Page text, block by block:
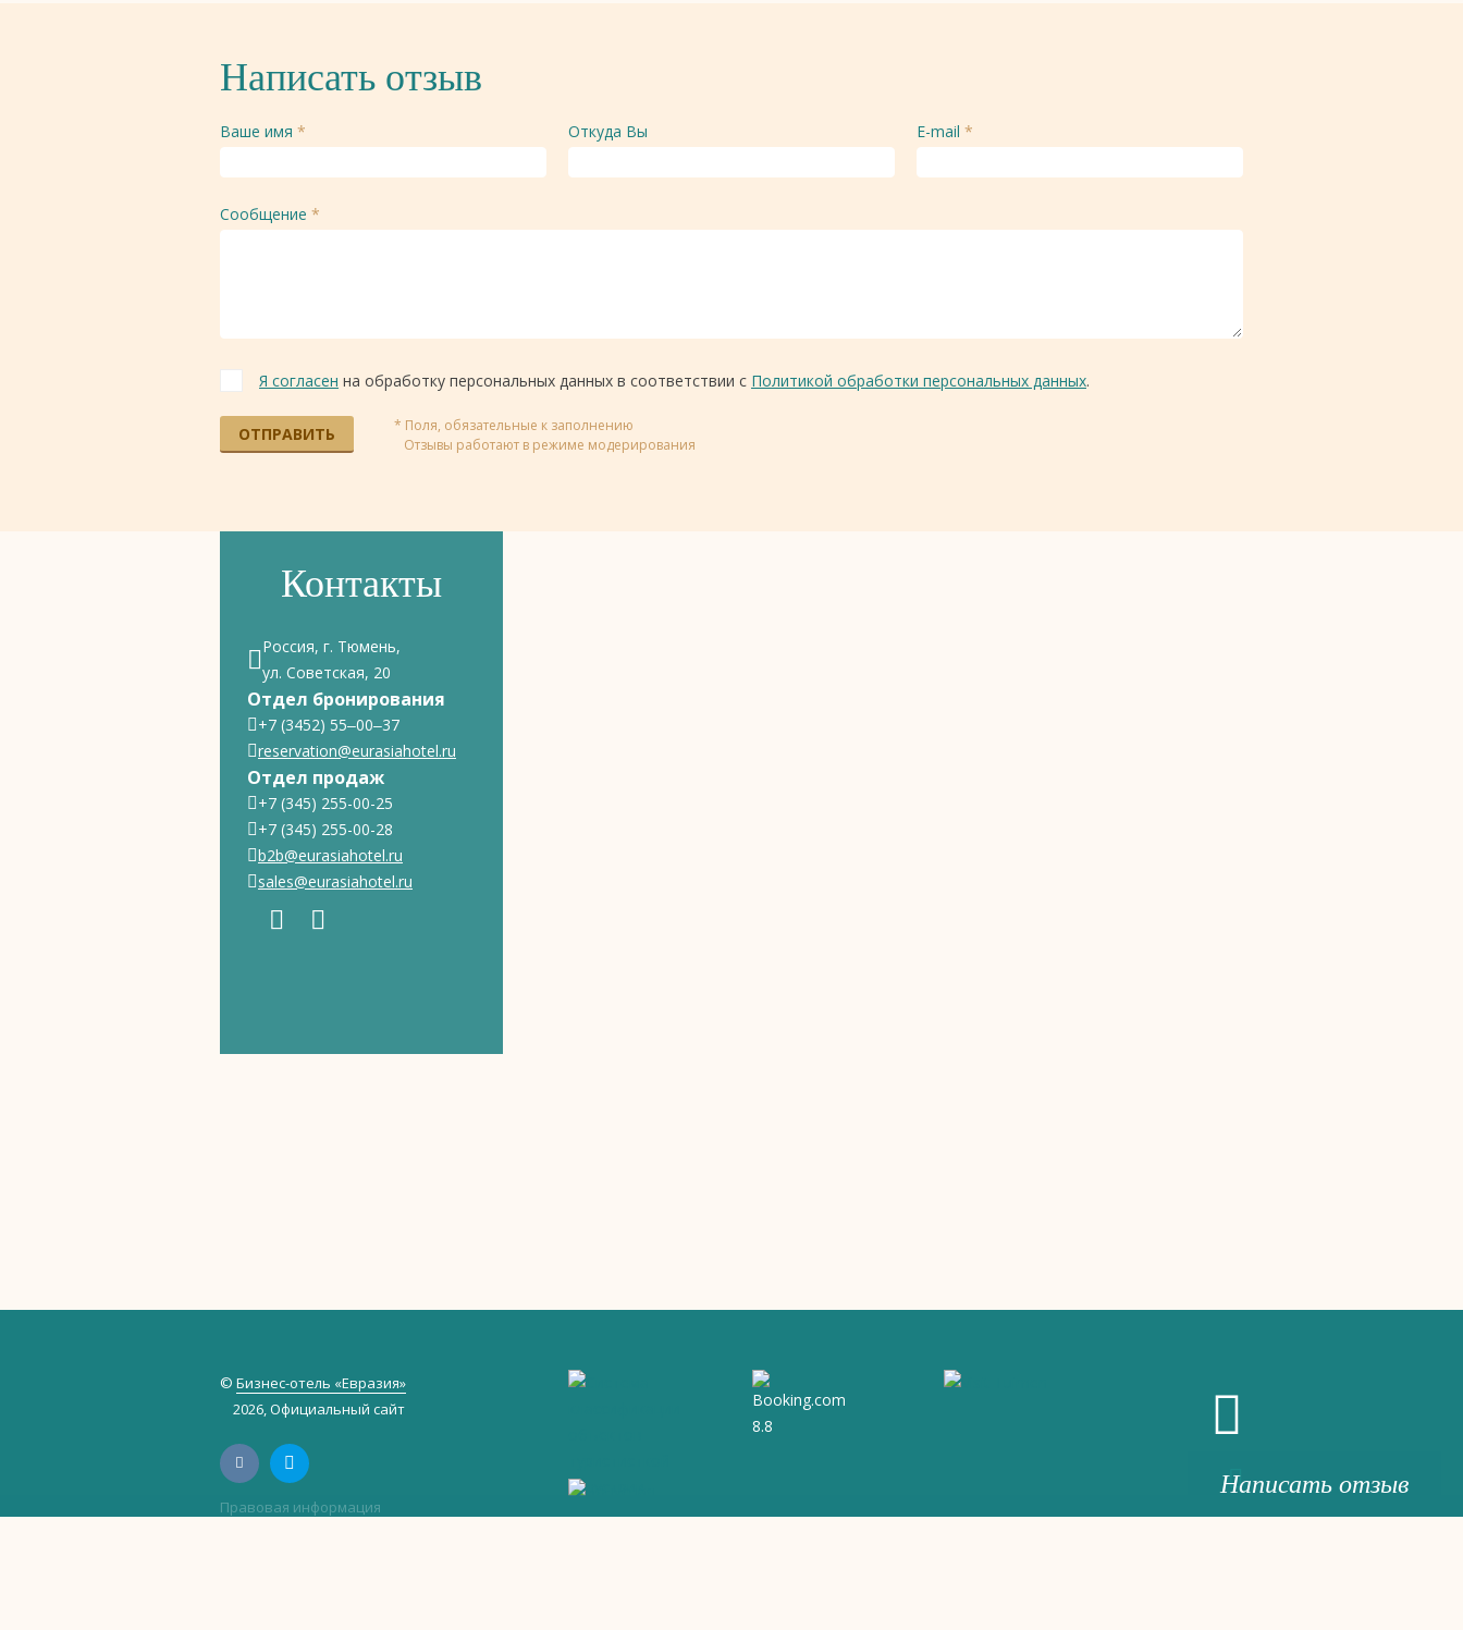
Написать отзыв
Написать отзыв
Ваше имя * Откуда Вы E-mail *
Сообщение *
Я согласен на обработку персональных данных в соответствии с Политикой обработки персональных данных.
ОТПРАВИТЬ
* Поля, обязательные к заполнению
Отзывы работают в режиме модерирования
Контакты
Россия, г. Тюмень,
ул. Советская, 20
Отдел бронирования
+7 (3452) 55‒00‒37
reservation@eurasiahotel.ru
Отдел продаж
+7 (345) 255-00-25
+7 (345) 255-00-28
b2b@eurasiahotel.ru
sales@eurasiahotel.ru
© Бизнес-отель «Евразия»
2026, Официальный сайт
Правовая информация